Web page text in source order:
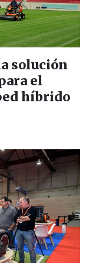
solución
el
híbrido